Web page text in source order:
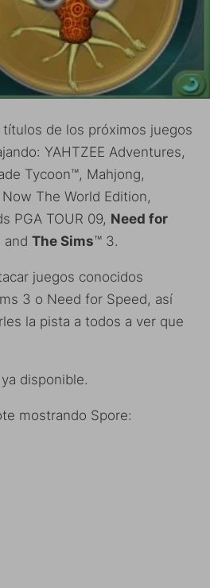
de los próximos juegos
YAHTZEE Adventures,
Tycoon™, Mahjong,
The World Edition,
PGA TOUR 09, Need for
and The Sims™ 3.
juegos conocidos
3 o Need for Speed, así
la pista a todos a ver que
ya disponible.
mostrando Spore: